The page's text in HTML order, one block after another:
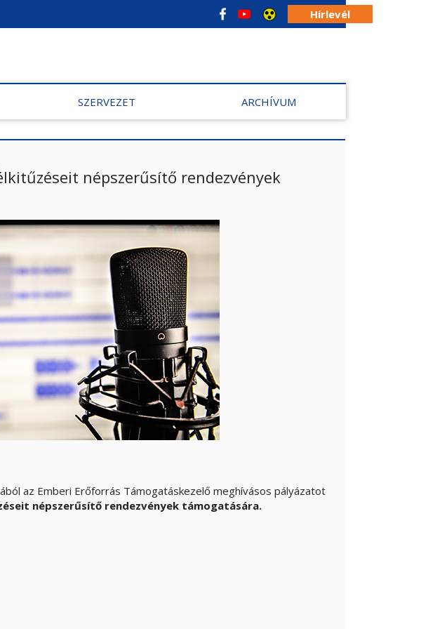
Hírlevél
SZERVEZET ARCHÍVUM
népszerűsítő rendezvények
az Emberi Erőforrás Támogatáskezelő meghívásos pályázatot
népszerűsítő rendezvények támogatására.